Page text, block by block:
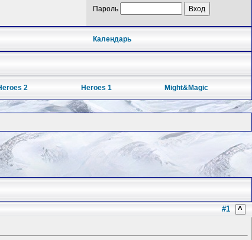
Пароль
Календарь
2 Heroes 1 Might&Magic
#1 ^